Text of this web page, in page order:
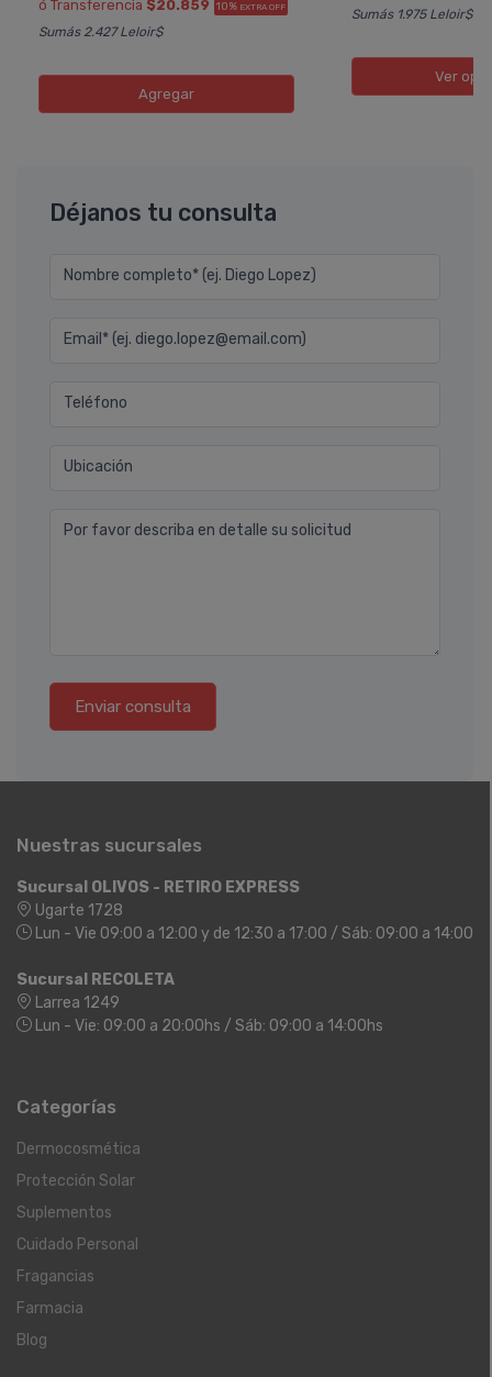
ó Transferencia $20.859 10% EXTRA OFF
Sumás 2.427 Leloir$
Agregar
Sumás 1.975 Leloir$
Ver
Déjanos tu consulta
Nombre completo* (ej. Diego Lopez)
Email* (ej. diego.lopez@email.com)
Teléfono
Ubicación
Por favor describa en detalle su solicitud
Enviar consulta
Nuestras sucursales
Sucursal OLIVOS - RETIRO EXPRESS
Ugarte 1728
Lun - Vie 09:00 a 12:00 y de 12:30 a 17:00 / Sáb: 09:00 a 14:00
Sucursal RECOLETA
Larrea 1249
Lun - Vie: 09:00 a 20:00hs / Sáb: 09:00 a 14:00hs
Categorías
Dermocosmética
Protección Solar
Suplementos
Cuidado Personal
Fragancias
Farmacia
Blog